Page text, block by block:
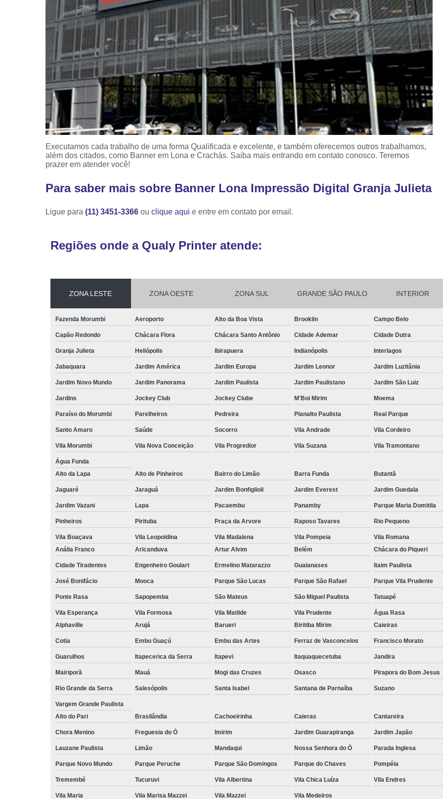
Ribbon Impressora
Ribbon Impressora
Ribbon para Impressora de
Ribbon para Impressora Zebra
Ribbon da Impressora Rio
Ribbon de Impressoras
Ribbon Metalizado
Ribbon para
Ribbon para
Executamos cada trabalho de uma forma Qualificada e excelente, e também oferecemos outros trabalhamos,
além dos citados, como Banner em Lona e Crachás. Saiba mais entrando em contato conosco. Teremos
prazer em atender você!
Para saber mais sobre Banner Lona Impressão Digital Granja Julieta
Ligue para (11) 3451-3366 ou clique aqui e entre em contato por email.
Regiões onde a Qualy Printer atende:
ZONA LESTE ZONA OESTE ZONA SUL GRANDE SÃO PAULO INTERIOR
Fazenda Morumbi Aeroporto Alto da Boa Vista Brooklin Campo Belo
Capão Redondo Chácara Flora Chácara Santo Antônio Cidade Ademar Cidade Dutra
Granja Julieta Heliópolis Ibirapuera Indianópolis Interlagos
Jabaquara Jardim América Jardim Europa Jardim Leonor Jardim Luzitânia
Jardim Novo Mundo Jardim Panorama Jardim Paulista Jardim Paulistano Jardim São Luiz
Jardins Jockey Club Jockey Clube M'Boi Mirim Moema
Paraíso do Morumbi Parelheiros Pedreira Planalto Paulista Real Parque
Santo Amaro Saúde Socorro Vila Andrade Vila Cordeiro
Vila Morumbi Vila Nova Conceição Vila Progredior Vila Suzana Vila Tramontano
Água Funda
Alto da Lapa
Alto de Pinheiros Bairro do Limão Barra Funda Butantã
Jaguaré Jaraguá Jardim Bonfiglioli Jardim Everest Jardim Guedala
Jardim Vazani Lapa Pacaembu Panamby Parque Maria Domitila
Pinheiros Pirituba Praça da Arvore Raposo Tavares Rio Pequeno
Vila Boaçava Vila Leopoldina Vila Madalena Vila Pompeia Vila Romana
Anália Franco
Aricanduva Artur Alvim Belém Chácara do Piqueri
Cidade Tiradentes Engenheiro Goulart Ermelino Matarazzo Guaianases Itaim Paulista
José Bonifácio Mooca Parque São Lucas Parque São Rafael Parque Vila Prudente
Ponte Rasa Sapopemba São Mateus São Miguel Paulista Tatuapé
Vila Esperança Vila Formosa Vila Matilde Vila Prudente
Água Rasa
Alphaville
Arujá Barueri Biritiba Mirim Caieiras
Cotia Embu Guaçú Embu das Artes Ferraz de Vasconcelos Francisco Morato
Guarulhos Itapecerica da Serra Itapevi Itaquaquecetuba Jandira
Mairiporã Mauá Mogi das Cruzes Osasco Pirapora do Bom Jesus
Rio Grande da Serra Salesópolis Santa Isabel Santana de Parnaíba Suzano
Vargem Grande Paulista
Alto do Pari
Brasilândia Cachoeirinha Caieras Cantareira
Chora Menino Freguesia do Ó Imirim Jardim Guarapiranga Jardim Japão
Lauzane Paulista Limão Mandaqui Nossa Senhora do Ó Parada Inglesa
Parque Novo Mundo Parque Peruche Parque São Domingos Parque do Chaves Pompéia
Tremembé Tucuruvi Vila Albertina Vila Chica Luíza Vila Endres
Vila Maria Vila Marisa Mazzei Vila Mazzei Vila Medeiros